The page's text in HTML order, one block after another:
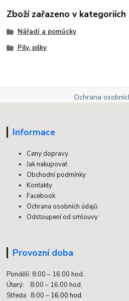
Zboží zařazeno v kategoriích
Nářadí a pomůcky
Pily, pilky
Ochrana
Informace
Ceny dopravy
Jak nakupovat
Obchodní podmínky
Kontakty
Facebook
Ochrana osobních údajů
Odstoupení od smlouvy
Provozní doba
Pondělí: 8:00 – 16:00 hod.
Úterý: 8:00 – 16:00 hod.
Středa: 8:00 – 16:00 hod.